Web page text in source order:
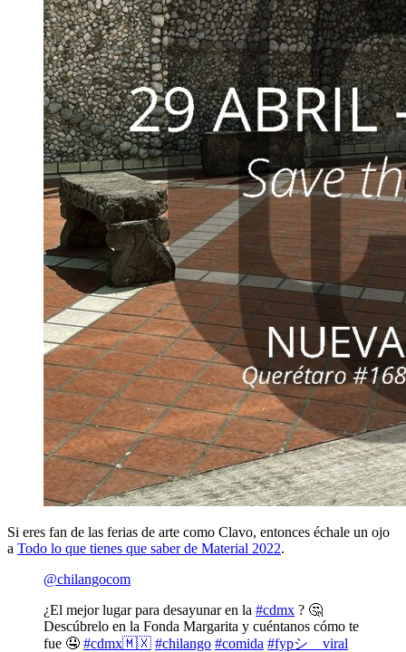
Si eres fan de las ferias de arte como Clavo, entonces échale un ojo
a Todo lo que tienes que saber de Material 2022.
@chilangocom
¿El mejor lugar para desayunar en la #cdmx ? 🤔
Descúbrelo en la Fonda Margarita y cuéntanos cómo te
fue 🤤 #cdmx🇲🇽 #chilango #comida #fypシ゚viral